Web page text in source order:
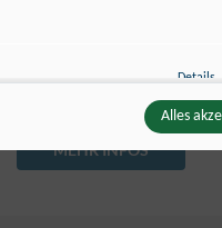
Golser als Dreh- bzw.
werden in der
Kunststoffe.
MEHR INFOS
Details
Alles